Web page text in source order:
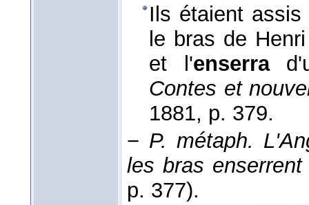
Ils étaient
le bras de
et l'enserra
Contes et
1881, p. 379.
− P. métaph.
les bras
p. 377).